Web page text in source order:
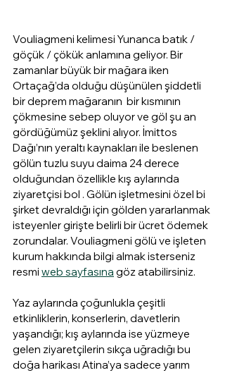
Vouliagmeni kelimesi Yunanca batık /
göçük / çökük anlamına geliyor. Bir
zamanlar büyük bir mağara iken
Ortaçağ’da olduğu düşünülen şiddetli
bir deprem mağaranın  bir kısmının
çökmesine sebep oluyor ve göl şu an
gördüğümüz şeklini alıyor. İmittos
Dağı’nın yeraltı kaynakları ile beslenen
gölün tuzlu suyu daima 24 derece
olduğundan özellikle kış aylarında
ziyaretçisi bol . Gölün işletmesini özel bi
şirket devraldığı için gölden yararlanmak
isteyenler girişte belirli bir ücret ödemek
zorundalar. Vouliagmeni gölü ve işleten
kurum hakkında bilgi almak isterseniz
resmi web sayfasına göz atabilirsiniz.
Yaz aylarında çoğunlukla çeşitli
etkinliklerin, konserlerin, davetlerin
yaşandığı; kış aylarında ise yüzmeye
gelen ziyaretçilerin sıkça uğradığı bu
doğa harikası Atina’ya sadece yarım